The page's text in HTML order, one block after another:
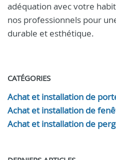
adéquation avec votre
nos professionnels pour
durable et esthétique.
CATÉGORIES
Achat et installation de
Achat et installation de
Achat et installation de